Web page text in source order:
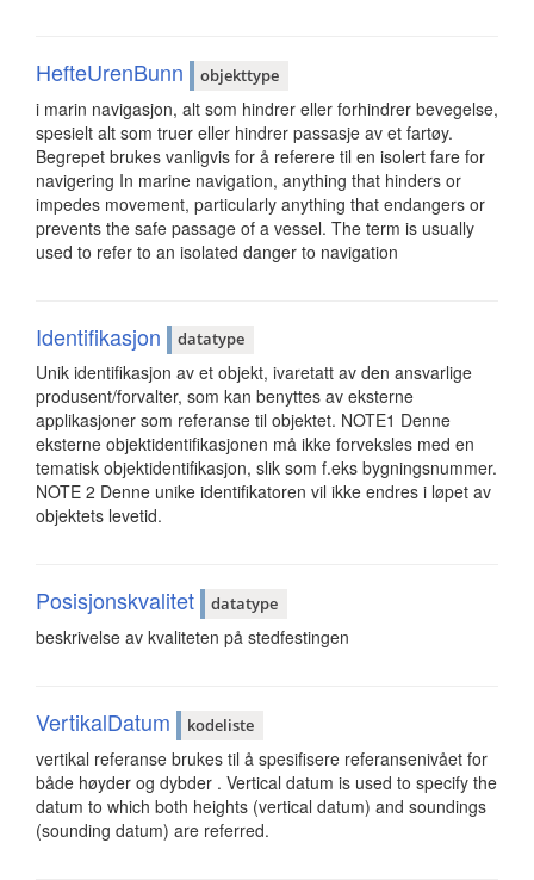
HefteUrenBunn objekttype
i marin navigasjon, alt som hindrer eller forhindrer bevegelse,
spesielt alt som truer eller hindrer passasje av et fartøy.
Begrepet brukes vanligvis for å referere til en isolert fare for
navigering In marine navigation, anything that hinders or
impedes movement, particularly anything that endangers or
prevents the safe passage of a vessel. The term is usually
used to refer to an isolated danger to navigation
Identifikasjon datatype
Unik identifikasjon av et objekt, ivaretatt av den ansvarlige
produsent/forvalter, som kan benyttes av eksterne
applikasjoner som referanse til objektet. NOTE1 Denne
eksterne objektidentifikasjonen må ikke forveksles med en
tematisk objektidentifikasjon, slik som f.eks bygningsnummer.
NOTE 2 Denne unike identifikatoren vil ikke endres i løpet av
objektets levetid.
Posisjonskvalitet datatype
beskrivelse av kvaliteten på stedfestingen
VertikalDatum kodeliste
vertikal referanse brukes til å spesifisere referansenivået for
både høyder og dybder . Vertical datum is used to specify the
datum to which both heights (vertical datum) and soundings
(sounding datum) are referred.